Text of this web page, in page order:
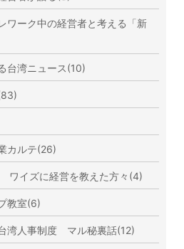
ワーク中の経営者と考える「新
台湾ニュース(10)
カルテ(26)
ワイズに経営を教えた方々(4)
教室(6)
湾人事制度 マル秘裏話(12)